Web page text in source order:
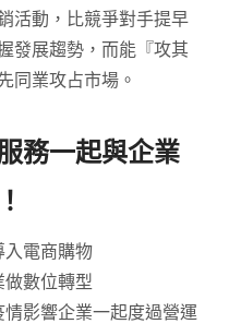
活動，比競爭對手提早
發展趨勢，而能『攻其
同業攻占市場。
務一起與企業
入電商購物
數位轉型
影響企業一起度過營運